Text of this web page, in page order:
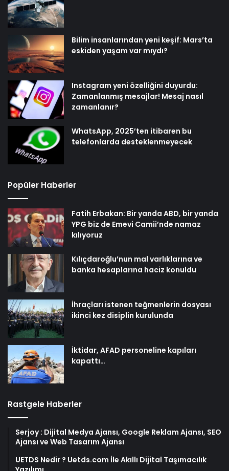
Bilim insanlarından yeni keşif: Mars’ta
eskiden yaşam var mıydı?
Instagram yeni özelliğini duyurdu:
Zamanlanmış mesajlar! Mesaj nasıl
zamanlanır?
WhatsApp, 2025’ten itibaren bu
telefonlarda desteklenmeyecek
Popüler Haberler
Fatih Erbakan: Bir yanda ABD, bir yanda
YPG biz de Emevi Camii’nde namaz
kılıyoruz
Kılıçdaroğlu’nun mal varlıklarına ve
banka hesaplarına haciz konuldu
İhraçları istenen teğmenlerin dosyası
ikinci kez disiplin kurulunda
İktidar, AFAD personeline kapıları
kapattı…
Rastgele Haberler
Serjoy : Dijital Medya Ajansı, Google Reklam Ajansı, SEO
Ajansı ve Web Tasarım Ajansı
UETDS Nedir ? Uetds.com İle Akıllı Dijital Taşımacılık